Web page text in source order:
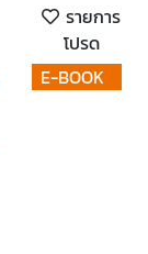
รายการ
โปรด
E-BOOK